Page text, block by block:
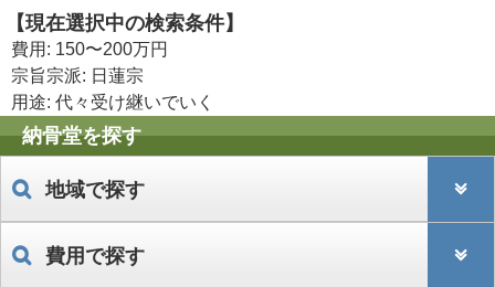
【現在選択中の検索条件】
費用: 150〜200万円
宗旨宗派: 日蓮宗
用途: 代々受け継いでいく
納骨堂を探す
地域で探す
費用で探す